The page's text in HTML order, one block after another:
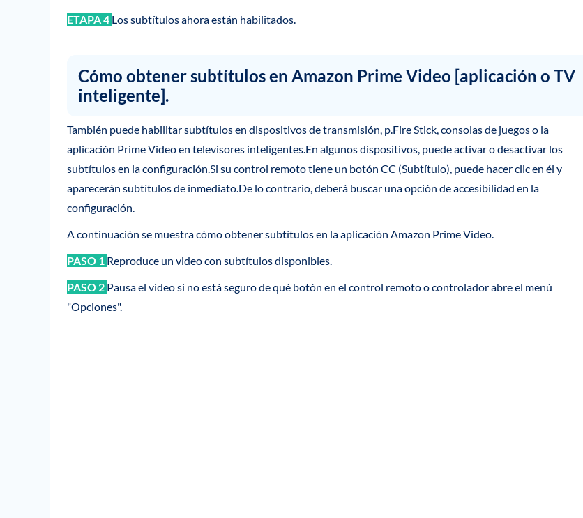
ETAPA 4 Los subtítulos ahora están habilitados.
Cómo obtener subtítulos en Amazon Prime Video [aplicación o TV
inteligente].
También puede habilitar subtítulos en dispositivos de transmisión, p.Fire Stick, consolas de juegos o la
aplicación Prime Video en televisores inteligentes.En algunos dispositivos, puede activar o desactivar los
subtítulos en la configuración.Si su control remoto tiene un botón CC (Subtítulo), puede hacer clic en él y
aparecerán subtítulos de inmediato.De lo contrario, deberá buscar una opción de accesibilidad en la
configuración.
A continuación se muestra cómo obtener subtítulos en la aplicación Amazon Prime Video.
PASO 1 Reproduce un video con subtítulos disponibles.
PASO 2 Pausa el video si no está seguro de qué botón en el control remoto o controlador abre el menú
"Opciones".